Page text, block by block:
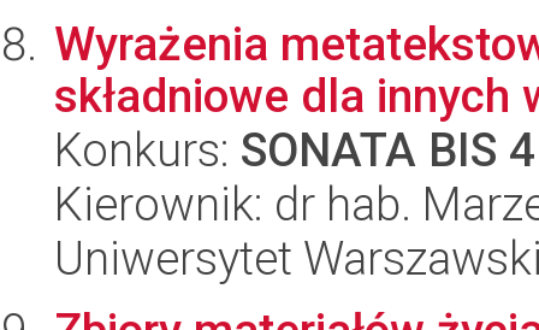
Wyrażenia
składniowe dla innych
Konkurs: SONATA BIS 4
Kierownik: dr hab.
Uniwersytet